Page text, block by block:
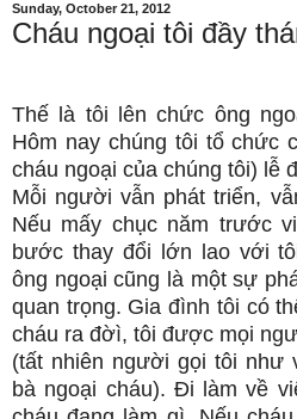
Sunday, October 21, 2012
Cháu ngoại tôi đầy
Thế là tôi lên chức ông
Hôm nay chúng tôi tổ chức
cháu ngoại của chúng tôi) lễ
Mỗi người vẫn phát triển,
Nếu mấy chục năm trước
bước thay đổi lớn lao với
ông ngoại cũng là một sự
quan trọng. Gia đình tôi có
cháu ra đờì, tôi được mọi
(tất nhiên người gọi tôi như
bà ngoại cháu). Đi làm về